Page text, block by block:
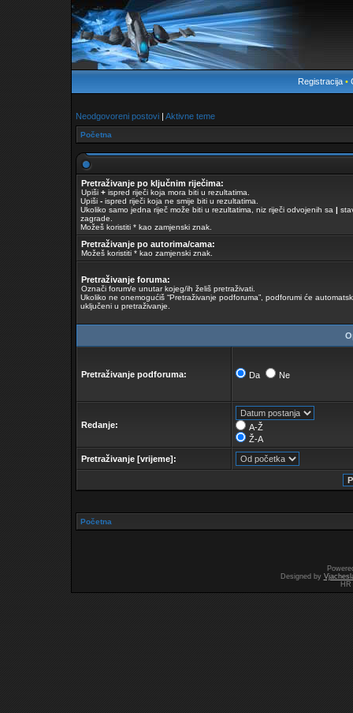
Registracija•
Neodgovoreni postovi | Aktivne teme
Početna
Pretraživanje po ključnim riječima:
Upiši + ispred riječi koja mora biti u rezultatima.
Upiši - ispred riječi koja ne smije biti u rezultatima.
Ukoliko samo jedna riječ može biti u rezultatima, niz riječi odvojenih sa |
zagrade.
Možeš koristiti * kao zamjenski znak.
Pretraživanje po autorima/cama:
Možeš koristiti * kao zamjenski znak.
Pretraživanje foruma:
Označi forum/e unutar kojeg/ih želiš pretraživati.
Ukoliko ne onemogućiš “Pretraživanje podforuma”, podforumi će
uključeni u pretraživanje.
Pretraživanje podforuma: Da Ne
Redanje:
A-Ž
Ž-A
Pretraživanje [vrijeme]:
Početna
Designed by